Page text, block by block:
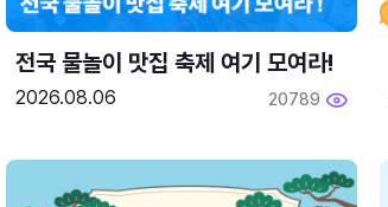
전국 물놀이 맛집 축제 여기 모여라!
2026.08.06 20789